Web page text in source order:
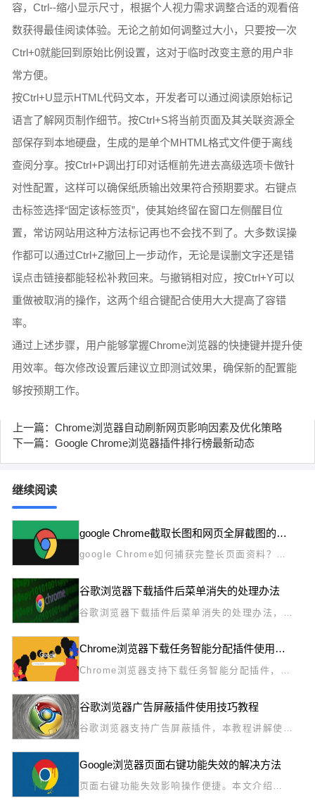
容，Ctrl--缩小显示尺寸，根据个人视力需求调整合适的观看倍
数获得最佳阅读体验。无论之前如何调整过大小，只要按一次
Ctrl+0就能回到原始比例设置，这对于临时改变主意的用户非
常方便。
按Ctrl+U显示HTML代码文本，开发者可以通过阅读原始标记
语言了解网页制作细节。按Ctrl+S将当前页面及其关联资源全
部保存到本地硬盘，生成的是单个MHTML格式文件便于离线
查阅分享。按Ctrl+P调出打印对话框前先进去高级选项卡做针
对性配置，这样可以确保纸质输出效果符合预期要求。右键点
击标签选择“固定该标签页”，使其始终留在窗口左侧醒目位
置，常访网站用这种方法标记再也不会找不到了。大多数误操
作都可以通过Ctrl+Z撤回上一步动作，无论是误删文字还是错
误点击链接都能轻松补救回来。与撤销相对应，按Ctrl+Y可以
重做被取消的操作，这两个组合键配合使用大大提高了容错
率。
通过上述步骤，用户能够掌握Chrome浏览器的快捷键并提升使
用效率。每次修改设置后建议立即测试效果，确保新的配置能
够按预期工作。
上一篇：Chrome浏览器自动刷新网页影响因素及优化策略
下一篇：Google Chrome浏览器插件排行榜最新动态
继续阅读
google Chrome截取长图和网页全屏截图的最新实用方法
google Chrome如何捕获完整长页面资料？本
文分享最新自带的网页全屏截取技巧，无需额外
安装插件，直接利用控制台工具高效实现长图捕
获，是整理资料的得力助手。
谷歌浏览器下载插件后菜单消失的处理办法
谷歌浏览器下载插件后菜单消失的处理办法，指
导用户恢复浏览器菜单栏及功能。
Chrome浏览器下载任务智能分配插件使用指南
Chrome浏览器支持下载任务智能分配插件，详
细使用指南介绍插件安装与配置方法，帮助用户
实现多任务高效管理，提升下载效率和体验。
谷歌浏览器广告屏蔽插件使用技巧教程
谷歌浏览器支持广告屏蔽插件，本教程讲解使用
技巧和优化方法，帮助用户实现网页清爽浏览，
提升浏览效率和体验。
Google浏览器页面右键功能失效的解决方法
页面右键功能失效影响操作便捷。本文介绍
Google浏览器右键菜单失效的排查步骤及快速